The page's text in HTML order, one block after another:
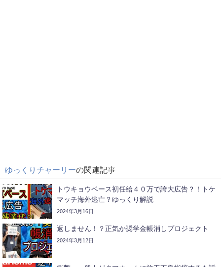
ゆっくりチャーリーの関連記事
トウキョウベース初任給４０万で誇大広告？！トケ
マッチ海外逃亡？ゆっくり解説
2024年3月16日
返しません！？正気か奨学金帳消しプロジェクト
2024年3月12日